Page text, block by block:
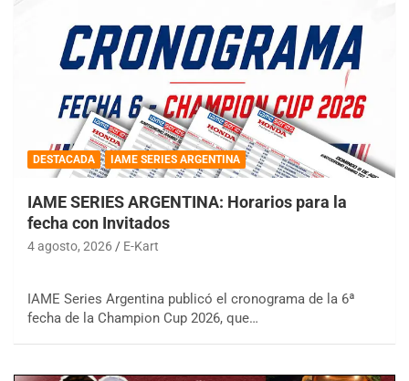
DESTACADA IAME SERIES ARGENTINA
IAME SERIES ARGENTINA: Horarios para la
fecha con Invitados
4 agosto, 2026 E-Kart
IAME Series Argentina publicó el cronograma de la 6ª
fecha de la Champion Cup 2026, que…